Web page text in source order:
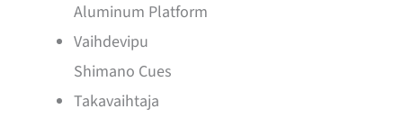
Aluminum Platform
Vaihdevipu
Shimano Cues
Takavaihtaja